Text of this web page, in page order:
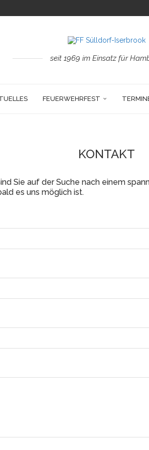
seit 1969 im Einsatz für
FEUERWEHRFEST
KONTAKT
Sie auf der Suche nach einem
es uns möglich ist.